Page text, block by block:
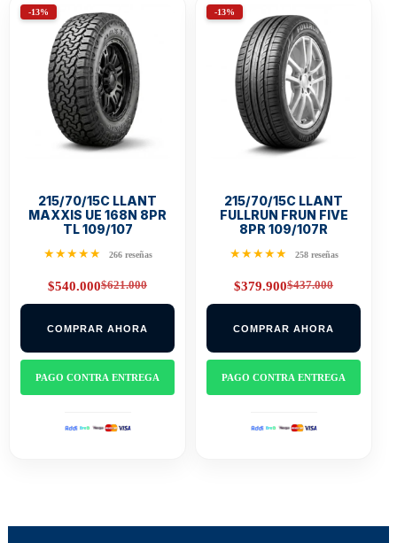
-13%
215/70/15C LLANT
MAXXIS UE 168N 8PR
TL 109/107
★★★★★ 266 reseñas
$621.000
Original
price
$621.000.
$540.000Current
price
$540.000.
COMPRAR AHORA
PAGO CONTRA ENTREGA
-13%
215/70/15C LLANT
FULLRUN FRUN FIVE
8PR 109/107R
★★★★★ 258 reseñas
$437.000
Original
price
$437.000.
$379.900Current
price
$379.900.
COMPRAR AHORA
PAGO CONTRA ENTREGA